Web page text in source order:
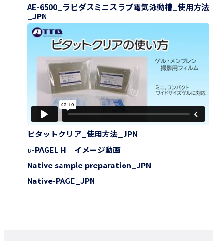
AE-6500_ラピダスミニスラブ電気泳動槽_使用方法
_JPN
ピタットクリア_使用方法_JPN
u-PAGEL H イメージ動画
Native sample preparation_JPN
Native-PAGE_JPN